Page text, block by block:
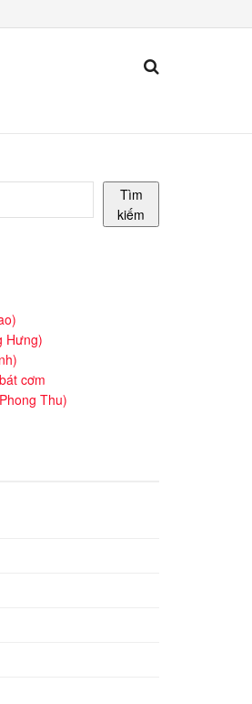
Tìm
kiếm
Hưng)
cơm
Thu)